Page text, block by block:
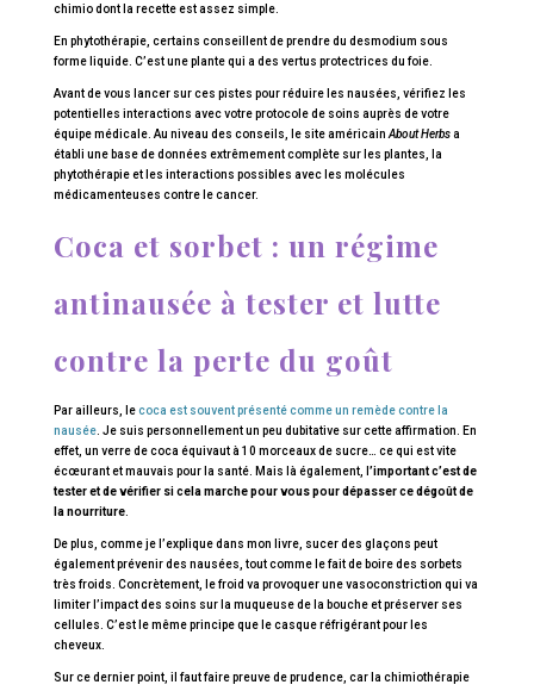
chimio dont la recette est assez simple.
En phytothérapie, certains conseillent de prendre du desmodium sous
forme liquide. C’est une plante qui a des vertus protectrices du foie.
Avant de vous lancer sur ces pistes pour réduire les nausées, vérifiez les
potentielles interactions avec votre protocole de soins auprès de votre
équipe médicale. Au niveau des conseils, le site américainAbout Herbsa
établi une base de données extrêmement complète sur les plantes, la
phytothérapie et les interactions possibles avec les molécules
médicamenteuses contre le cancer.
Coca et sorbet : un régime
antinausée à tester et lutte
contre la perte du goût
Par ailleurs, lecoca est souvent présenté comme un remède contre la
nausée. Je suis personnellement un peu dubitative sur cette affirmation. En
effet, un verre de coca équivaut à 10 morceaux de sucre… ce qui est vite
écœurant et mauvais pour la santé. Mais là également, l ’important c’est de
tester et de vérifier si cela marche pour vous pour dépasser ce dégoût de
la nourriture.
De plus, comme je l’explique dans mon livre, sucer des glaçons peut
également prévenir des nausées, tout comme le fait de boire des sorbets
très froids. Concrètement, le froid va provoquer une vasoconstriction qui va
limiter l’impact des soins sur la muqueuse de la bouche et préserver ses
cellules. C’est le même principe que le casque réfrigérant pour les
cheveux.
Sur ce dernier point, il faut faire preuve de prudence, car la chimiothérapie